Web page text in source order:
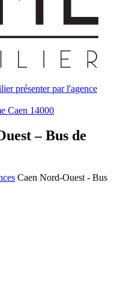
– Bus de
Caen Nord-Ouest - Bus